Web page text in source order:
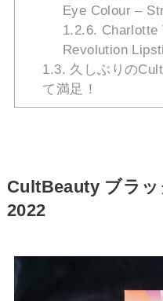
Eye Colour –
1.2.6. Charlotte
Revolution
1.3. 久しぶりの
て満足！
CultBeauty ブラ
2022